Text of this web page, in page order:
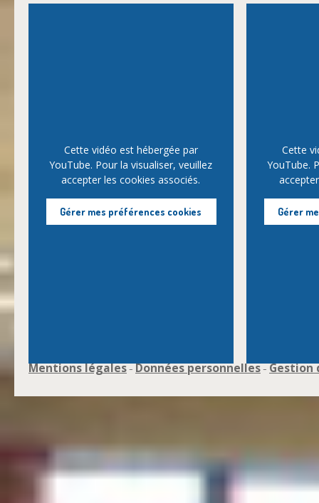
Cette vidéo est hébergée par
YouTube. Pour la visualiser, veuillez
accepter les cookies associés.
Gérer mes préférences cookies
Cette
YouTube.
Gérer
Mentions légales-Données personnelles-Gestion